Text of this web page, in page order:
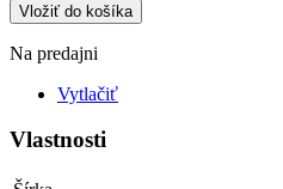
Vložiť do košíka
Na predajni
Vytlačiť
Vlastnosti